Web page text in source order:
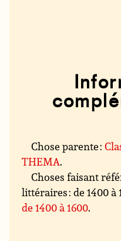
Chose parente :
THEMA.
Choses faisant
littéraires : de 1400 à
de 1400 à 1600.